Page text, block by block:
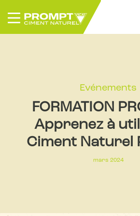
Evénements
FORMATION
Apprenez à
Ciment Naturel
mars 2024